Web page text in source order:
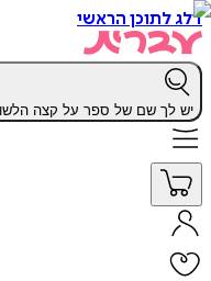
דלג לתוכן הראשי
יש לך שם של ספר על קצה